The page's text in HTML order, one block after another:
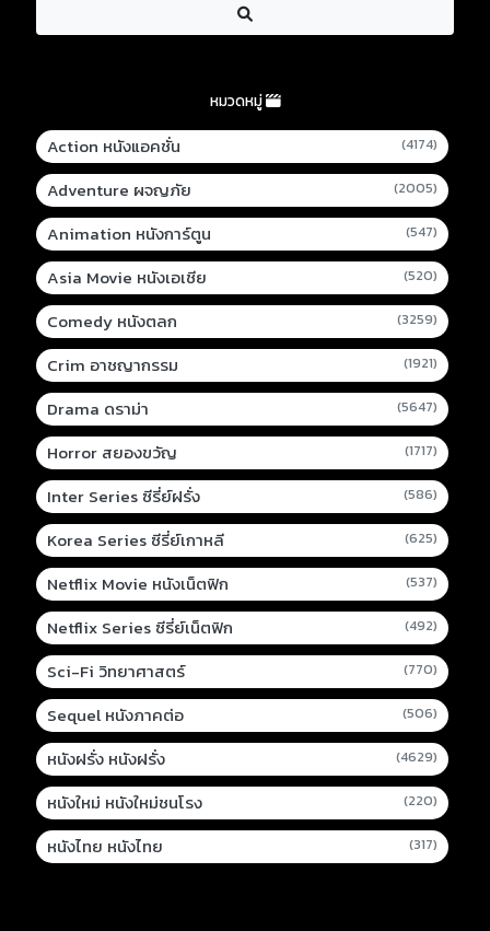
หมวดหมู่
Action หนังแอคชั่น (4174)
Adventure ผจญภัย (2005)
Animation หนังการ์ตูน (547)
Asia Movie หนังเอเชีย (520)
Comedy หนังตลก (3259)
Crim อาชญากรรม (1921)
Drama ดราม่า (5647)
Horror สยองขวัญ (1717)
Inter Series ซีรี่ย์ฝรั่ง (586)
Korea Series ซีรี่ย์เกาหลี (625)
Netflix Movie หนังเน็ตฟิก (537)
Netflix Series ซีรี่ย์เน็ตฟิก (492)
Sci-Fi วิทยาศาสตร์ (770)
Sequel หนังภาคต่อ (506)
หนังฝรั่ง หนังฝรั่ง (4629)
หนังใหม่ หนังใหม่ชนโรง (220)
หนังไทย หนังไทย (317)